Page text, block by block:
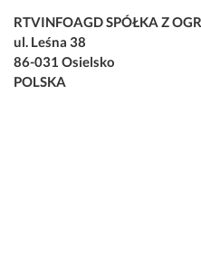
RTVINFOAGD SPÓŁKA Z
ul. Leśna 38
86-031 Osielsko
POLSKA